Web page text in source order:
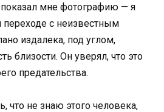
мне фотографию — я
с неизвестным
издалека, под углом,
близости. Он уверял, что это
предательства.
что не знаю этого человека,